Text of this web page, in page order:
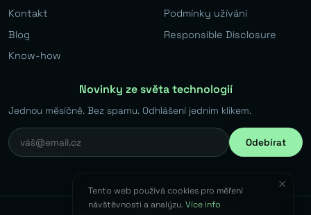
Kontakt
Blog
Know-how
Podmínky užívání
Responsible Disclosure
Novinky ze světa technologií
Jednou měsíčně. Bez spamu. Odhlášení jedním klikem.
Odebírat
✕
Tento web používá cookies pro měření
návštěvnosti a analýzu.Více info